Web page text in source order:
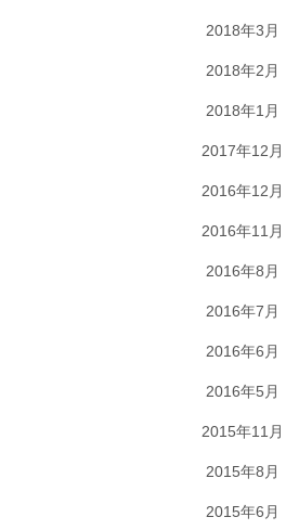
2018年3月
2018年2月
2018年1月
2017年12月
2016年12月
2016年11月
2016年8月
2016年7月
2016年6月
2016年5月
2015年11月
2015年8月
2015年6月